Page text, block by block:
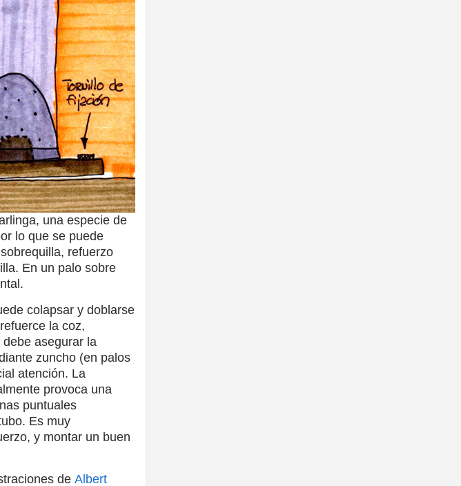
una especie de
lo que se puede
refuerzo
En un palo sobre
colapsar y doblarse
la coz,
asegurar la
zuncho (en palos
atención. La
provoca una
puntuales
Es muy
y montar un buen
de Albert